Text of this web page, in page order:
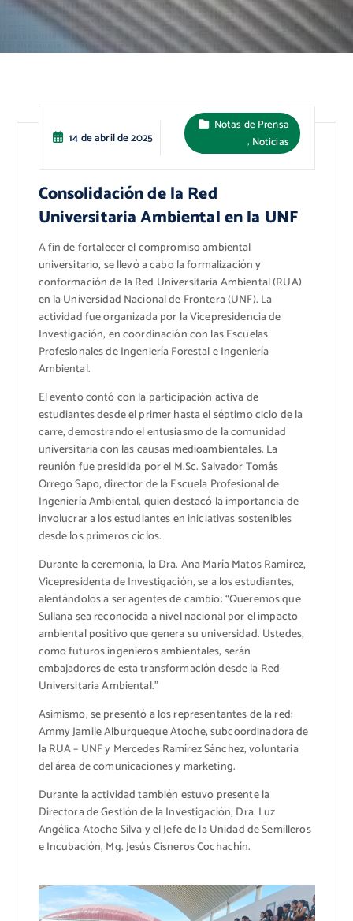
14 de abril de 2025
Notas de Prensa
, Noticias
Consolidación de la Red
Universitaria Ambiental en la UNF
A fin de fortalecer el compromiso ambiental
universitario, se llevó a cabo la formalización y
conformación de la Red Universitaria Ambiental (RUA)
en la Universidad Nacional de Frontera (UNF). La
actividad fue organizada por la Vicepresidencia de
Investigación, en coordinación con las Escuelas
Profesionales de Ingeniería Forestal e Ingeniería
Ambiental.
El evento contó con la participación activa de
estudiantes desde el primer hasta el séptimo ciclo de la
carre, demostrando el entusiasmo de la comunidad
universitaria con las causas medioambientales. La
reunión fue presidida por el M.Sc. Salvador Tomás
Orrego Sapo, director de la Escuela Profesional de
Ingeniería Ambiental, quien destacó la importancia de
involucrar a los estudiantes en iniciativas sostenibles
desde los primeros ciclos.
Durante la ceremonia, la Dra. Ana María Matos Ramírez,
Vicepresidenta de Investigación, se a los estudiantes,
alentándolos a ser agentes de cambio: “Queremos que
Sullana sea reconocida a nivel nacional por el impacto
ambiental positivo que genera su universidad. Ustedes,
como futuros ingenieros ambientales, serán
embajadores de esta transformación desde la Red
Universitaria Ambiental.”
Asimismo, se presentó a los representantes de la red:
Ammy Jamile Alburqueque Atoche, subcoordinadora de
la RUA – UNF y Mercedes Ramírez Sánchez, voluntaria
del área de comunicaciones y marketing.
Durante la actividad también estuvo presente la
Directora de Gestión de la Investigación, Dra. Luz
Angélica Atoche Silva y el Jefe de la Unidad de Semilleros
e Incubación, Mg. Jesús Cisneros Cochachín.